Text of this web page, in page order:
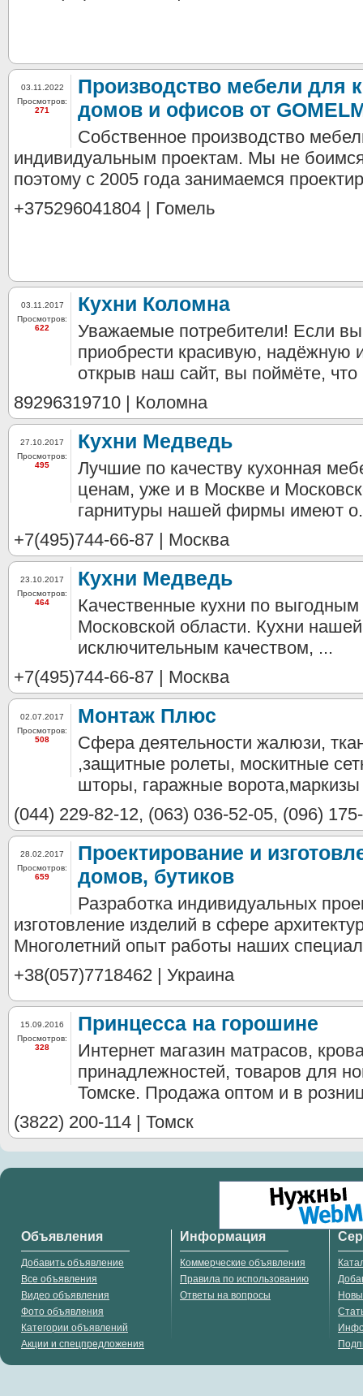
03.11.2022
Просмотров:
271
Производство мебели для
домов и офисов от
Собственное производство
индивидуальным проектам. Мы не
поэтому с 2005 года занимаемся
+375296041804 | Гомель
03.11.2017
Просмотров:
622
Кухни Коломна
Уважаемые потребители! Если вы
приобрести красивую, надёжную
открыв наш сайт, вы поймёте, что
89296319710 | Коломна
27.10.2017
Просмотров:
495
Кухни Медведь
Лучшие по качеству кухонная
ценам, уже и в Москве и
гарнитуры нашей фирмы имеют
+7(495)744-66-87 | Москва
23.10.2017
Просмотров:
464
Кухни Медведь
Качественные кухни по
Московской области. Кухни
исключительным качеством, ...
+7(495)744-66-87 | Москва
02.07.2017
Просмотров:
508
Монтаж Плюс
Сфера деятельности жалюзи,
,защитные ролеты, москитные
шторы, гаражные ворота,маркизы
(044) 229-82-12, (063) 036-52-05, (096)
28.02.2017
Просмотров:
659
Проектирование и
домов, бутиков
Разработка индивидуальных
изготовление изделий в сфере
Многолетний опыт работы наших
+38(057)7718462 | Украина
15.09.2016
Просмотров:
328
Принцесса на горошине
Интернет магазин матрасов,
принадлежностей, товаров для
Томске. Продажа оптом и в
(3822) 200-114 | Томск
Объявления
Добавить объявление
Все объявления
Видео объявления
Фото объявления
Категории объявлений
Акции и спецпредложения
Информация
Коммерческие объявления
Правила по использованию
Ответы на вопросы